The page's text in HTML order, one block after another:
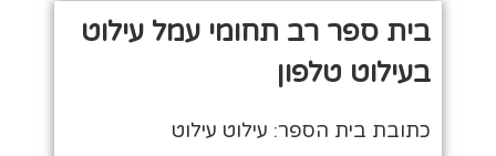
בית ספר רב תחומי עמל עילוט
בעילוט טלפון
כתובת בית הספר: עילוט עילוט